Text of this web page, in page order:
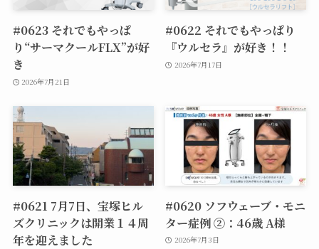
#0623 それでもやっぱ
り“サーマクールFLX”が好
き
2026年7月21日
#0622 それでもやっぱり
『ウルセラ』が好き！！
2026年7月17日
#0621 7月7日、宝塚ヒル
ズクリニックは開業１４周
年を迎えました
#0620 ソフウェーブ・モニ
ター症例 ②：46歳 A様
2026年7月3日